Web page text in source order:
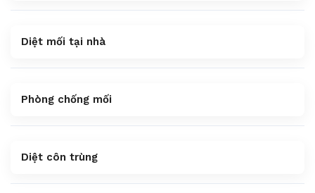
Diệt mối tại nhà
Phòng chống mối
Diệt côn trùng